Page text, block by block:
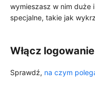
wymieszasz w nim duże
specjalne, takie jak
Włącz
Sprawdź, na czym